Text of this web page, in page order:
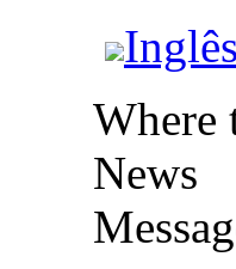
Inglês
Where
News